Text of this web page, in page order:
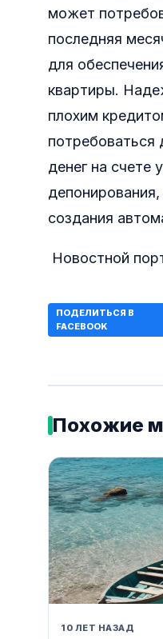
может
последняя
для
квартиры.
плохим
потребоваться
денег на счете
создания
Новостной
ПОДЕЛИТЬСЯ В
FACEBOOK
Похожие
10 ЛЕТ НАЗАД